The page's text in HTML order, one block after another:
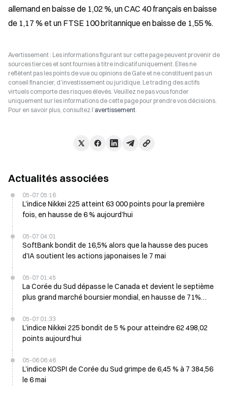
allemand en baisse de 1,02 %, un CAC 40 français en baisse
de 1,17 % et un FTSE 100 britannique en baisse de 1,55 %.
Avertissement : Les informations figurant sur cette page peuvent provenir de
sources tierces et sont fournies à titre indicatif uniquement. Elles ne
reflètent pas les points de vue ou opinions de Gate et ne constituent pas un
conseil financier, d’investissement ou juridique. Le trading des actifs
virtuels comporte des risques élevés. Veuillez ne pas vous fonder
uniquement sur les informations de cette page pour prendre vos décisions.
Pour en savoir plus, consultez l’avertissement.
Actualités associées
05-07 05:16
L’indice Nikkei 225 atteint 63 000 points pour la première
fois, en hausse de 6 % aujourd’hui
05-07 04:01
SoftBank bondit de 16,5% alors que la hausse des puces
d’IA soutient les actions japonaises le 7 mai
05-07 01:45
La Corée du Sud dépasse le Canada et devient le septième
plus grand marché boursier mondial, en hausse de 71%
05-07 01:33
L’indice Nikkei 225 bondit de 5 % pour atteindre 62 498,02
points aujourd’hui
05-06 06:46
L’indice KOSPI de Corée du Sud grimpe de 6,45 % à 7 384,56
le 6 mai